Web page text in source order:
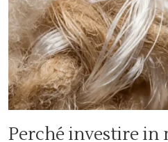
Perché investire in